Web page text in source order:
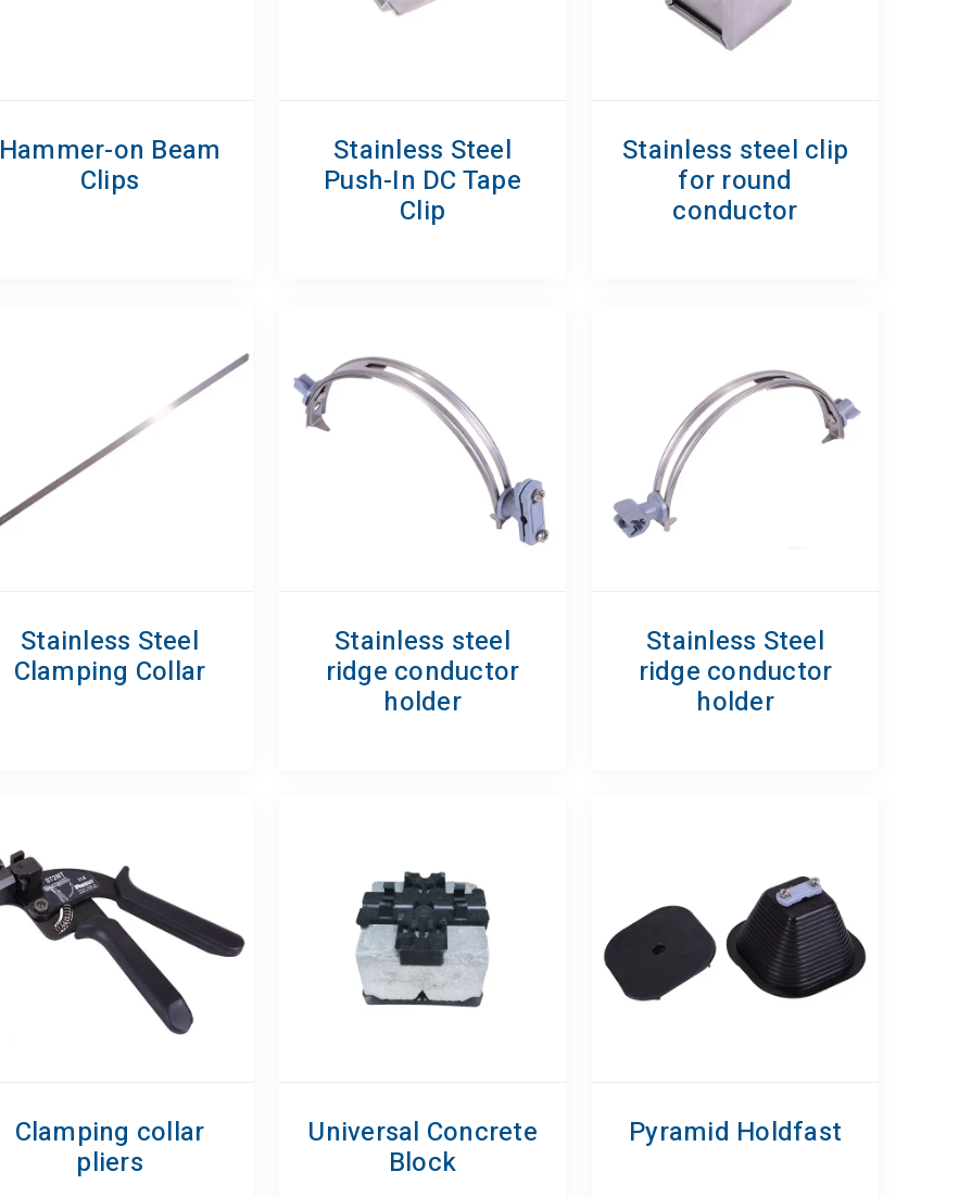
Hammer-on Beam
Clips
Stainless Steel
Push-In DC Tape
Clip
Stainless steel clip
for round
conductor
Stainless Steel
Clamping Collar
Stainless steel
ridge conductor
holder
Stainless Steel
ridge conductor
holder
Clamping collar
pliers
Universal Concrete
Block
Pyramid Holdfast